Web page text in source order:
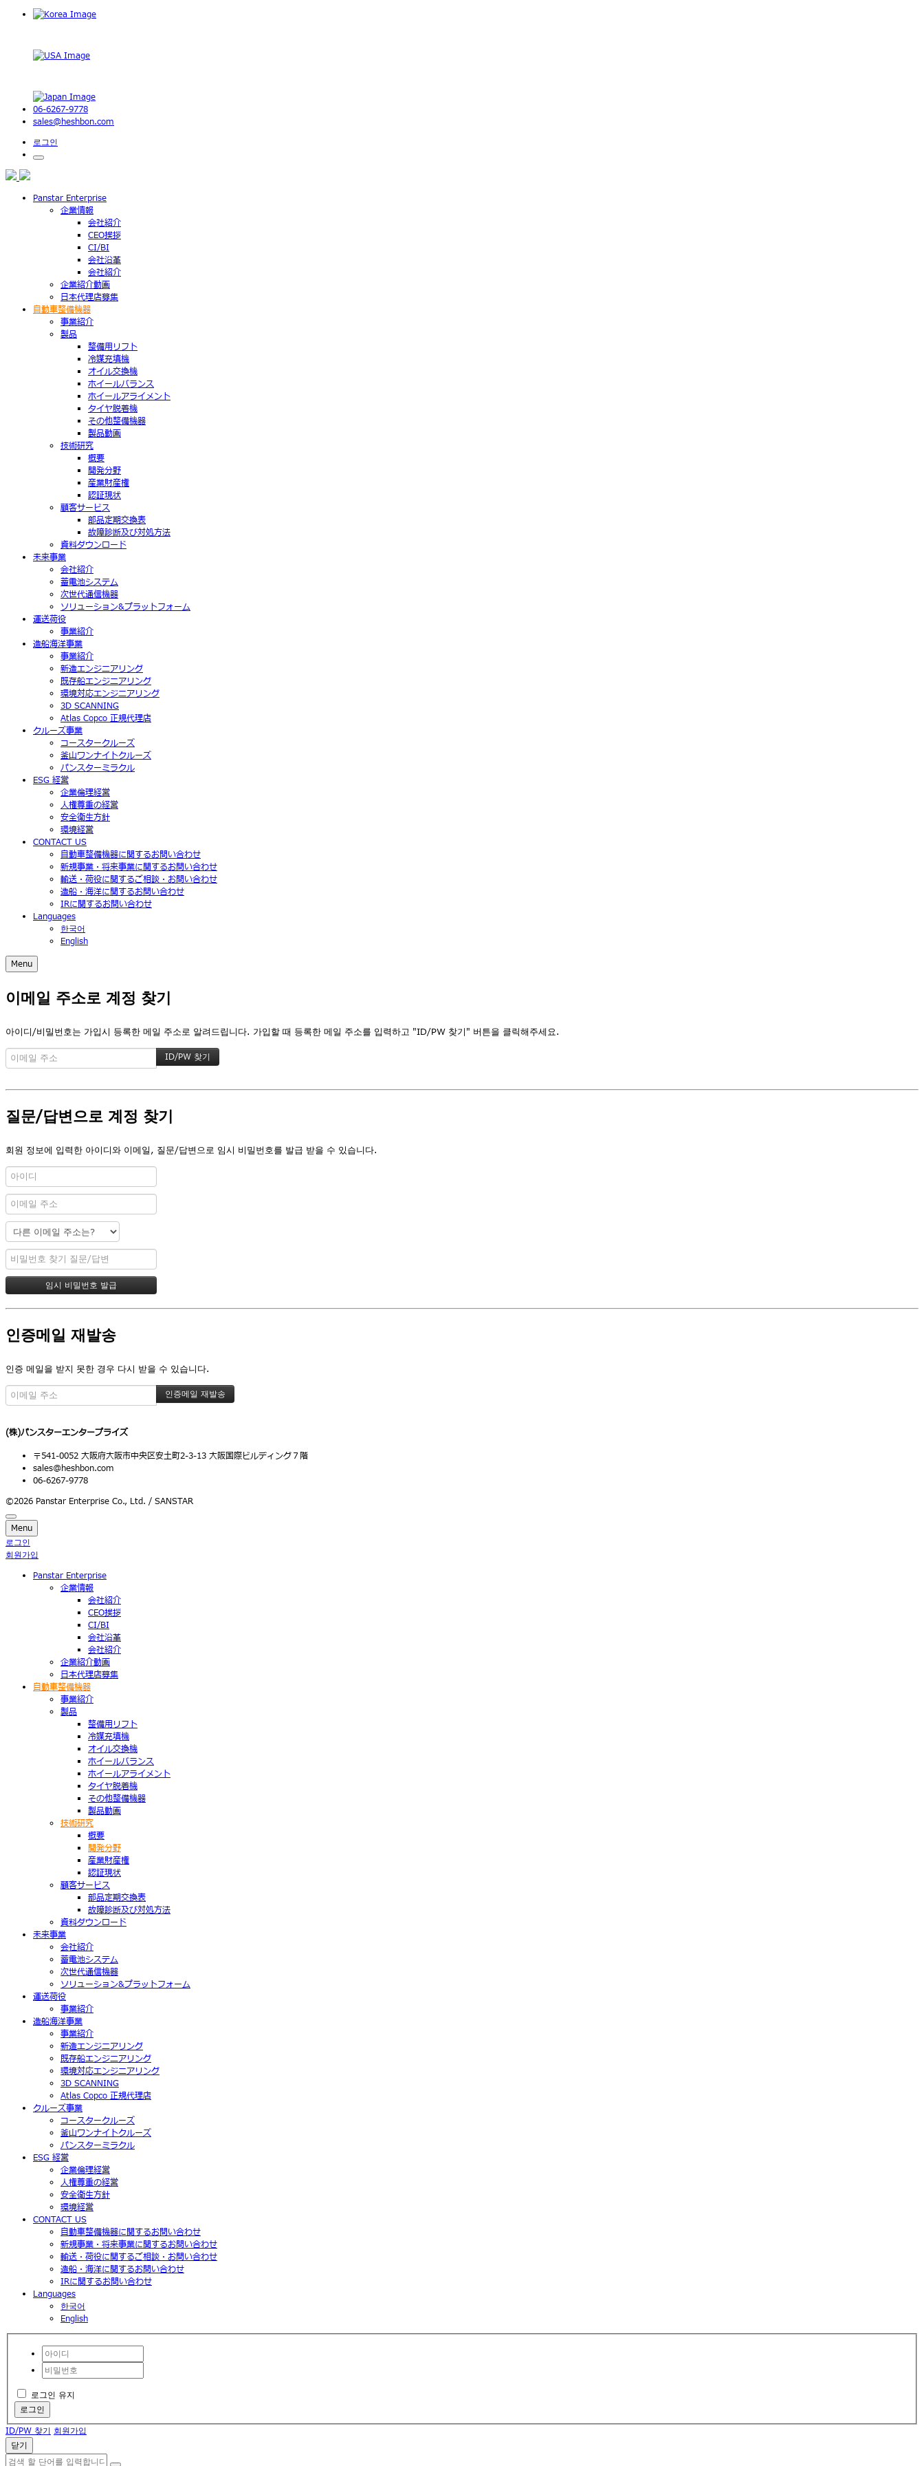
06-6267-9778
sales@heshbon.com
로그인
Panstar Enterprise
企業情報
会社紹介
CEO挨拶
CI/BI
会社沿革
会社紹介
企業紹介動画
日本代理店募集
自動車整備機器
事業紹介
製品
整備用リフト
冷媒充填機
オイル交換機
ホイールバランス
ホイールアライメント
タイヤ脱着機
その他整備機器
製品動画
技術研究
概要
開発分野
産業財産権
認証現状
顧客サービス
部品定期交換表
故障診断及び対処方法
資料ダウンロード
未来事業
会社紹介
蓄電池システム
次世代通信機器
ソリューション&プラットフォーム
運送荷役
事業紹介
造船海洋事業
事業紹介
新造エンジニアリング
既存船エンジニアリング
環境対応エンジニアリング
3D SCANNING
Atlas Copco 正規代理店
クルーズ事業
コースタークルーズ
釜山ワンナイトクルーズ
パンスターミラクル
ESG 経営
企業倫理経営
人権尊重の経営
安全衛生方針
環境経営
CONTACT US
自動車整備機器に関するお問い合わせ
新規事業・将来事業に関するお問い合わせ
輸送・荷役に関するご相談・お問い合わせ
造船・海洋に関するお問い合わせ
IRに関するお問い合わせ
Languages
한국어
English
Menu
이메일 주소로 계정 찾기
아이디/비밀번호는 가입시 등록한 메일 주소로 알려드립니다. 가입할 때 등록한 메일 주소를 입력하고 "ID/PW 찾기" 버튼을 클릭해주세요.
질문/답변으로 계정 찾기
회원 정보에 입력한 아이디와 이메일, 질문/답변으로 임시 비밀번호를 발급 받을 수 있습니다.
인증메일 재발송
인증 메일을 받지 못한 경우 다시 받을 수 있습니다.
(株)パンスターエンタープライズ
〒541-0052 大阪府大阪市中央区安土町2-3-13 大阪国際ビルディング７階
sales@heshbon.com
06-6267-9778
©2026 Panstar Enterprise Co., Ltd. / SANSTAR
Menu
로그인
회원가입
Panstar Enterprise
企業情報
会社紹介
CEO挨拶
CI/BI
会社沿革
会社紹介
企業紹介動画
日本代理店募集
自動車整備機器
事業紹介
製品
整備用リフト
冷媒充填機
オイル交換機
ホイールバランス
ホイールアライメント
タイヤ脱着機
その他整備機器
製品動画
技術研究
概要
開発分野
産業財産権
認証現状
顧客サービス
部品定期交換表
故障診断及び対処方法
資料ダウンロード
未来事業
会社紹介
蓄電池システム
次世代通信機器
ソリューション&プラットフォーム
運送荷役
事業紹介
造船海洋事業
事業紹介
新造エンジニアリング
既存船エンジニアリング
環境対応エンジニアリング
3D SCANNING
Atlas Copco 正規代理店
クルーズ事業
コースタークルーズ
釜山ワンナイトクルーズ
パンスターミラクル
ESG 経営
企業倫理経営
人権尊重の経営
安全衛生方針
環境経営
CONTACT US
自動車整備機器に関するお問い合わせ
新規事業・将来事業に関するお問い合わせ
輸送・荷役に関するご相談・お問い合わせ
造船・海洋に関するお問い合わせ
IRに関するお問い合わせ
Languages
한국어
English
로그인 유지
로그인
ID/PW 찾기 회원가입
닫기